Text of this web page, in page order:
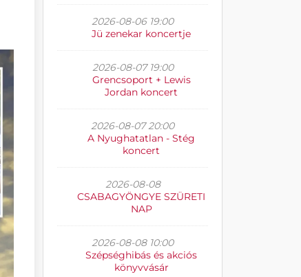
2026-08-06 19:00
Jü zenekar koncertje
2026-08-07 19:00
Grencsoport + Lewis
Jordan koncert
2026-08-07 20:00
A Nyughatatlan - Stég
koncert
2026-08-08
CSABAGYÖNGYE SZÜRETI
NAP
2026-08-08 10:00
Szépséghibás és akciós
könyvvásár